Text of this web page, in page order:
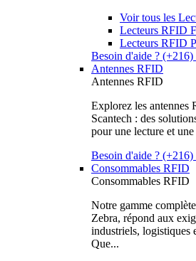
Voir tous les
Lecteurs RFID
Lecteurs RFID
Besoin d'aide ?
Antennes RFID
Antennes RFID
Explorez les antennes
Scantech : des
pour une lecture et
Besoin d'aide ?
Consommables RFID
Consommables RFID
Notre gamme
Zebra, répond aux
industriels, logistiques
Que...